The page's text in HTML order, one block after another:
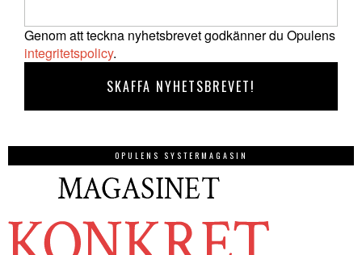
Genom att teckna nyhetsbrevet godkänner du Opulens
integritetspolicy.
OPULENS SYSTERMAGASIN